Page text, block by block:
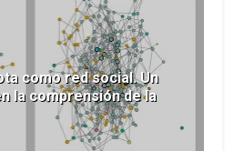
como red social. Un
la comprensión de la